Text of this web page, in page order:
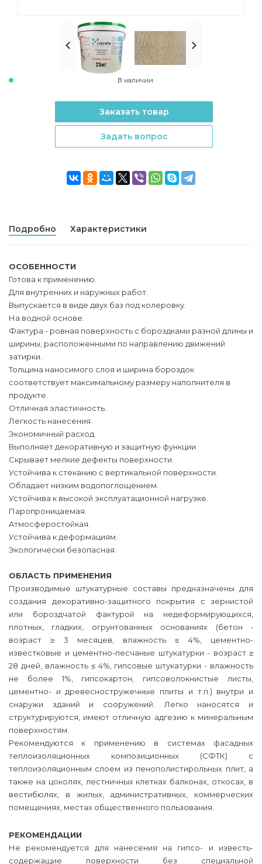
В наличии
Заказать товар
Задать вопрос
Подробно Характеристики
ОСОБЕННОСТИ
Готова к применению.
Для внутренних и наружных работ.
Выпускается в виде двух баз под колеровку.
На водной основе.
Фактура - ровная поверхность с бороздками разной длины и
ширины, расположенными по направлению движений
затирки.
Толщина наносимого слоя и ширина бороздок
соответствует максимальному размеру наполнителя в
продукте.
Отличная эластичность.
Легкость нанесения.
Экономичный расход.
Выполняет декоративную и защитную функции.
Скрывает мелкие дефекты поверхности.
Устойчива к стеканию с вертикальной поверхности.
Обладает низким водопоглощением.
Устойчива к высокой эксплуатационной нагрузке.
Паропроницаемая.
Атмосферостойкая.
Устойчива к деформациям.
Экологически безопасная.
ОБЛАСТЬ ПРИМЕНЕНИЯ
Производимые штукатурные составы предназначены для
создания декоративно-защитного покрытия с зернистой
или бороздчатой фактурой на недеформирующихся,
плотных, гладких, огрунтованных основаниях (бетон -
возраст ≥ 3 месяцев, влажность ≤ 4%, цементно-
известковые и цементно-песчаные штукатурки - возраст ≥
28 дней, влажность ≤ 4%, гипсовые штукатурки - влажность
не более 1%, гипсокартон, гипсоволокнистые листы,
цементно- и древесностружечные плиты и т.п.) внутри и
снаружи зданий и сооружений. Легко наносятся и
структурируются, имеют отличную адгезию к минеральным
поверхностям.
Рекомендуются к применению в системах фасадных
теплоизоляционных композиционных (СФТК) с
теплоизоляционным слоем из пенополистирольных плит, а
также на цоколях, лестничных клетках балконах, откосах, в
вестибюлях, в жилых, административных, коммерческих
помещениях, местах общественного пользования.
РЕКОМЕНДАЦИИ
Не рекомендуется для нанесения на гипсо- и известь-
содержащие поверхности без специальной